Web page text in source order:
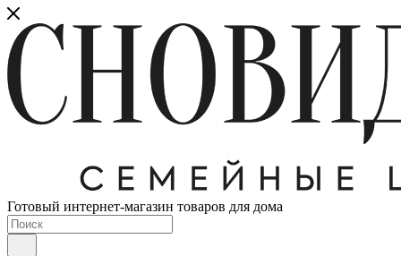
Готовый интернет-магазин товаров для дома